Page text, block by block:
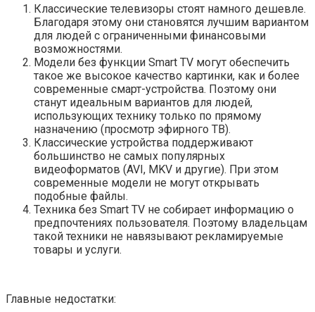
Классические телевизоры стоят намного дешевле.
Благодаря этому они становятся лучшим вариантом
для людей с ограниченными финансовыми
возможностями.
Модели без функции Smart TV могут обеспечить
такое же высокое качество картинки, как и более
современные смарт-устройства. Поэтому они
станут идеальным вариантов для людей,
использующих технику только по прямому
назначению (просмотр эфирного ТВ).
Классические устройства поддерживают
большинство не самых популярных
видеоформатов (AVI, MKV и другие). При этом
современные модели не могут открывать
подобные файлы.
Техника без Smart TV не собирает информацию о
предпочтениях пользователя. Поэтому владельцам
такой техники не навязывают рекламируемые
товары и услуги.
Главные недостатки: